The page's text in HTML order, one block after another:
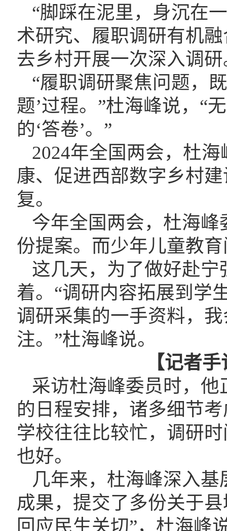
“脚踩在泥里，身沉在
术研究、履职调研有机
去乡村开展一次深入调
“履职调研聚焦问题，
题’过程。”杜海峰说，“
的‘答卷’。”
2024年全国两会，杜
康、促进西部数字乡村
复。
今年全国两会，杜海峰
份提案。而少年儿童教
这几天，为了做好赴
着。“调研内容拓展到学
调研采集的一手资料，
注。”杜海峰说。
【记者
采访杜海峰委员时，
的日程安排，诸多细节
学校往往比较忙，调研
也好。
几年来，杜海峰深入
成果，提交了多份关于
回应民生关切”，杜海峰